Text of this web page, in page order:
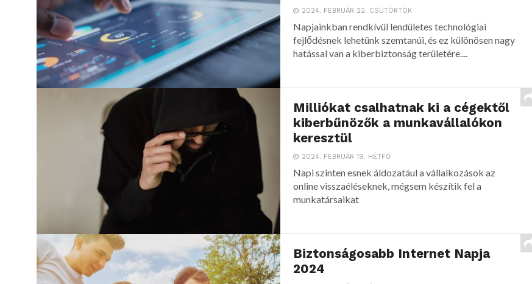
2024. FEBRUÁR 22. CSÜTÖRTÖK
Napjainkban rendkívül lendületes technológiai
fejlődésnek lehetünk szemtanúi, és ez különösen nagy
hatással van a kiberbiztonság területére....
Milliókat csalhatnak ki a cégektől
kiberbűnözők a munkavállalókon
keresztül
2024. FEBRUÁR 19. HÉTFŐ
Napi szinten esnek áldozatául a vállalkozások az
online visszaéléseknek, mégsem készítik fel a
munkatársaikat
Biztonságosabb Internet Napja
2024